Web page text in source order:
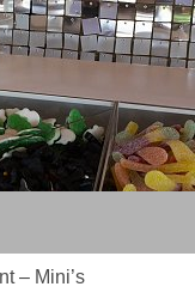
– Mini’s